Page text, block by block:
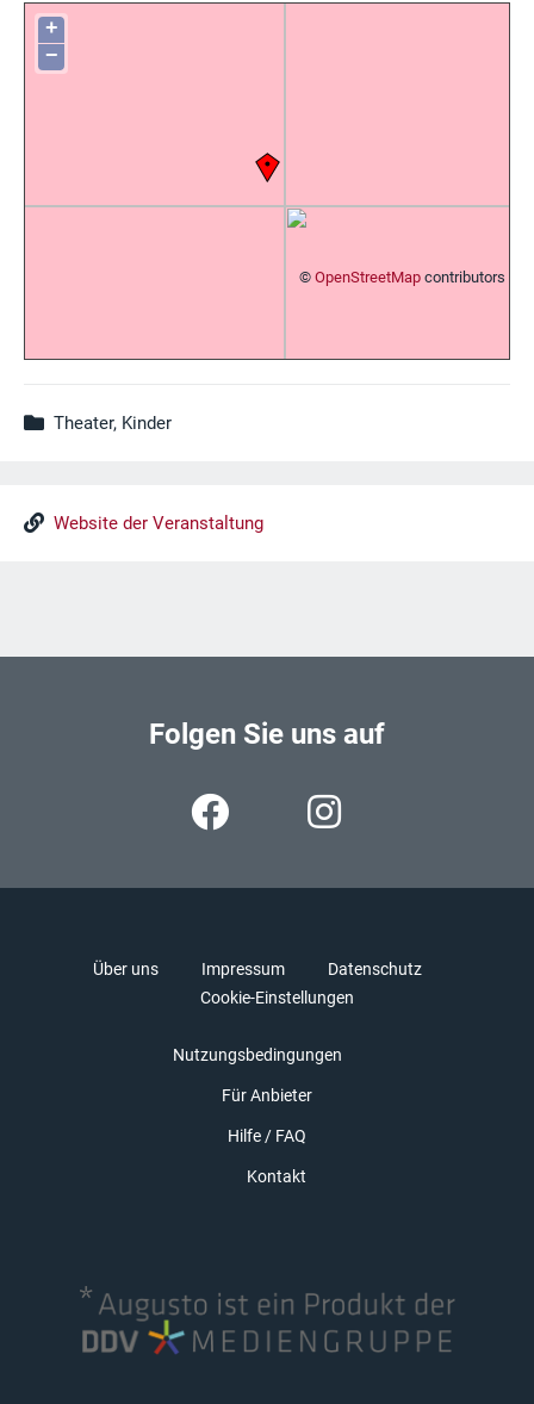
+
−
© OpenStreetMap contributors
Theater, Kinder
Website der Veranstaltung
Folgen Sie uns auf
Über uns Impressum
Datenschutz
Cookie-Einstellungen
Nutzungsbedingungen
Für Anbieter
Hilfe / FAQ
Kontakt